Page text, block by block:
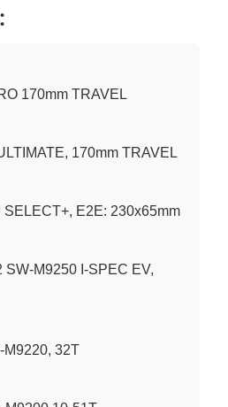
170mm TRAVEL
170mm TRAVEL
E2E: 230x65mm
SW-M9250 I-SPEC EV,
M9220, 32T